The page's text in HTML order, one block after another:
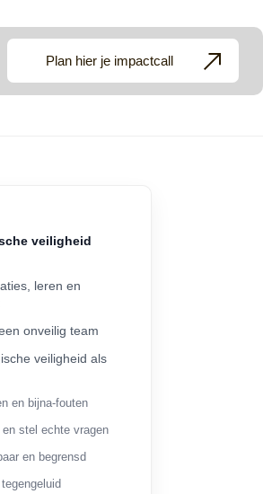
Plan hier je impactcall
veiligheid
leren en
onveilig team
veiligheid als
en bijna-fouten
stel echte vragen
en begrensd